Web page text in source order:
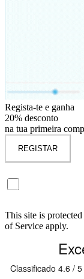
Regista-te e ganha
20% desconto
na tua primeira
REGISTAR
This site is
of Service apply.